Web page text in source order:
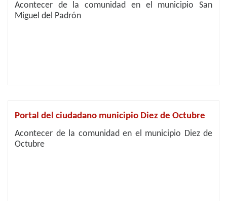
Acontecer de la comunidad en el municipio San
Miguel del Padrón
Portal del ciudadano municipio Diez de Octubre
Acontecer de la comunidad en el municipio Diez de
Octubre